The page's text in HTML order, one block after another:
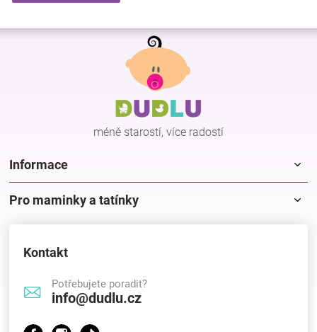
Z
méně starostí, více radostí
Informace
Pro maminky a tatínky
Kontakt
Potřebujete poradit?
info@dudlu.cz